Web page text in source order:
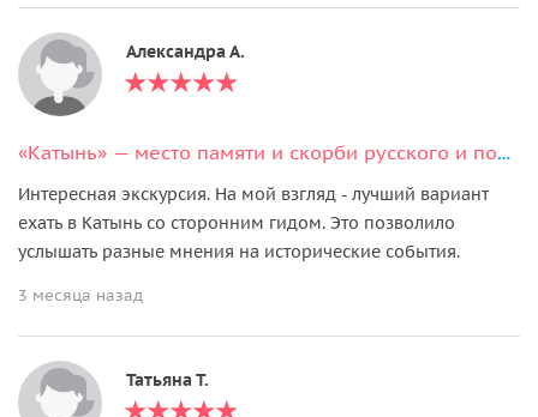
Александра А.
«Катынь» — место памяти и скорби русского и польского народов
Интересная экскурсия. На мой взгляд - лучший вариант
ехать в Катынь со сторонним гидом. Это позволило
услышать разные мнения на исторические события.
3 месяца назад
Татьяна Т.